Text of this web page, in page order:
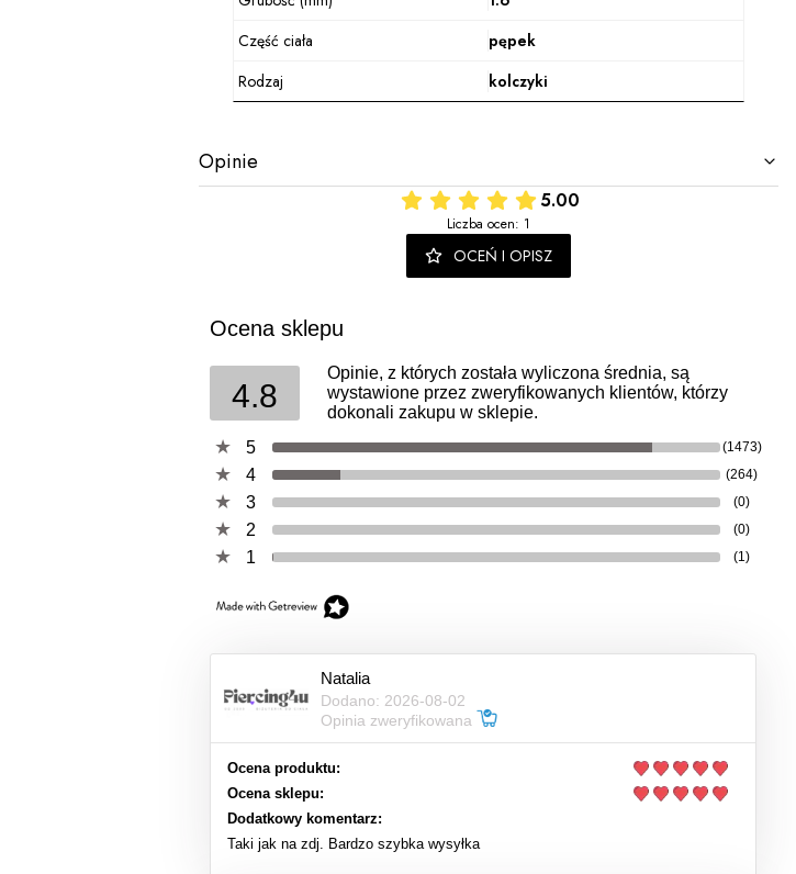
Część ciała
pępek
Rodzaj
kolczyki
Opinie
5.00
Liczba ocen: 1
OCEŃ I OPISZ
Ocena sklepu
4.8
Opinie, z których została wyliczona średnia, są
wystawione przez zweryfikowanych klientów, którzy
dokonali zakupu w sklepie.
5
(1473)
4 (264)
3 (0)
2 (0)
1 (1)
Natalia
Dodano: 2026-08-02
Opinia zweryfikowana
Ocena produktu:
Ocena sklepu:
Dodatkowy komentarz:
Taki jak na zdj. Bardzo szybka wysyłka